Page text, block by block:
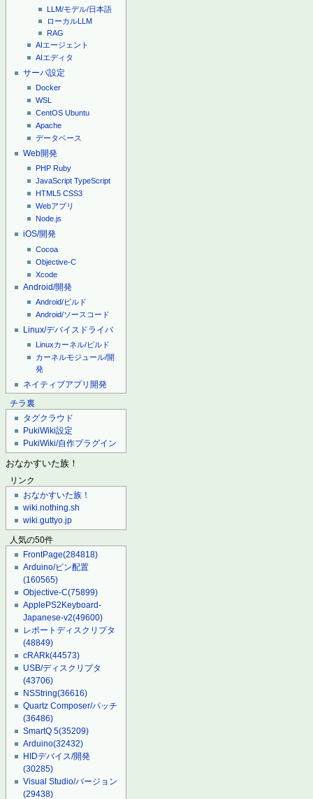
LLM/モデル/日本語
ローカルLLM
RAG
AIエージェント
AIエディタ
サーバ設定
Docker
WSL
CentOS Ubuntu
Apache
データベース
Web開発
PHP Ruby
JavaScript TypeScript
HTML5 CSS3
Webアプリ
Node.js
iOS/開発
Cocoa
Objective-C
Xcode
Android/開発
Android/ビルド
Android/ソースコード
Linux/デバイスドライバ
Linuxカーネル/ビルド
カーネルモジュール/開
発
ネイティブアプリ開発
チラ裏
タグクラウド
PukiWiki設定
PukiWiki/自作プラグイン
おなかすいた族！
リンク
おなかすいた族！
wiki.nothing.sh
wiki.guttyo.jp
人気の50件
FrontPage(284818)
Arduino/ピン配置
(160565)
Objective-C(75899)
ApplePS2Keyboard-
Japanese-v2(49600)
レポートディスクリプタ
(48849)
cRARk(44573)
USB/ディスクリプタ
(43706)
NSString(36616)
Quartz Composer/パッチ
(36486)
SmartQ 5(35209)
Arduino(32432)
HIDデバイス/開発
(30285)
Visual Studio/バージョン
(29438)